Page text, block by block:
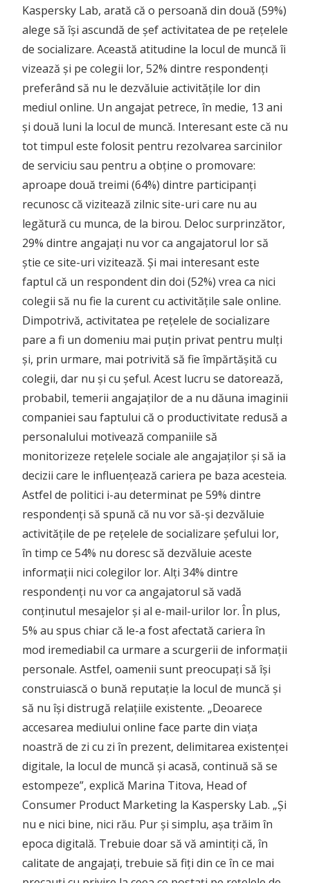
Kaspersky Lab, arată că o persoană din două (59%)
alege să își ascundă de șef activitatea de pe rețelele
de socializare. Această atitudine la locul de muncă îi
vizează și pe colegii lor, 52% dintre respondenți
preferând să nu le dezvăluie activitățile lor din
mediul online. Un angajat petrece, în medie, 13 ani
și două luni la locul de muncă. Interesant este că nu
tot timpul este folosit pentru rezolvarea sarcinilor
de serviciu sau pentru a obține o promovare:
aproape două treimi (64%) dintre participanți
recunosc că vizitează zilnic site-uri care nu au
legătură cu munca, de la birou. Deloc surprinzător,
29% dintre angajați nu vor ca angajatorul lor să
știe ce site-uri vizitează. Și mai interesant este
faptul că un respondent din doi (52%) vrea ca nici
colegii să nu fie la curent cu activitățile sale online.
Dimpotrivă, activitatea pe rețelele de socializare
pare a fi un domeniu mai puțin privat pentru mulți
și, prin urmare, mai potrivită să fie împărtășită cu
colegii, dar nu și cu șeful. Acest lucru se datorează,
probabil, temerii angajaților de a nu dăuna imaginii
companiei sau faptului că o productivitate redusă a
personalului motivează companiile să
monitorizeze rețelele sociale ale angajaților și să ia
decizii care le influențează cariera pe baza acesteia.
Astfel de politici i-au determinat pe 59% dintre
respondenți să spună că nu vor să-și dezvăluie
activitățile de pe rețelele de socializare șefului lor,
în timp ce 54% nu doresc să dezvăluie aceste
informații nici colegilor lor. Alți 34% dintre
respondenți nu vor ca angajatorul să vadă
conținutul mesajelor și al e-mail-urilor lor. În plus,
5% au spus chiar că le-a fost afectată cariera în
mod iremediabil ca urmare a scurgerii de informații
personale. Astfel, oamenii sunt preocupați să își
construiască o bună reputație la locul de muncă și
să nu își distrugă relațiile existente. „Deoarece
accesarea mediului online face parte din viața
noastră de zi cu zi în prezent, delimitarea existenței
digitale, la locul de muncă și acasă, continuă să se
estompeze”, explică Marina Titova, Head of
Consumer Product Marketing la Kaspersky Lab. „Și
nu e nici bine, nici rău. Pur și simplu, așa trăim în
epoca digitală. Trebuie doar să vă amintiți că, în
calitate de angajați, trebuie să fiți din ce în ce mai